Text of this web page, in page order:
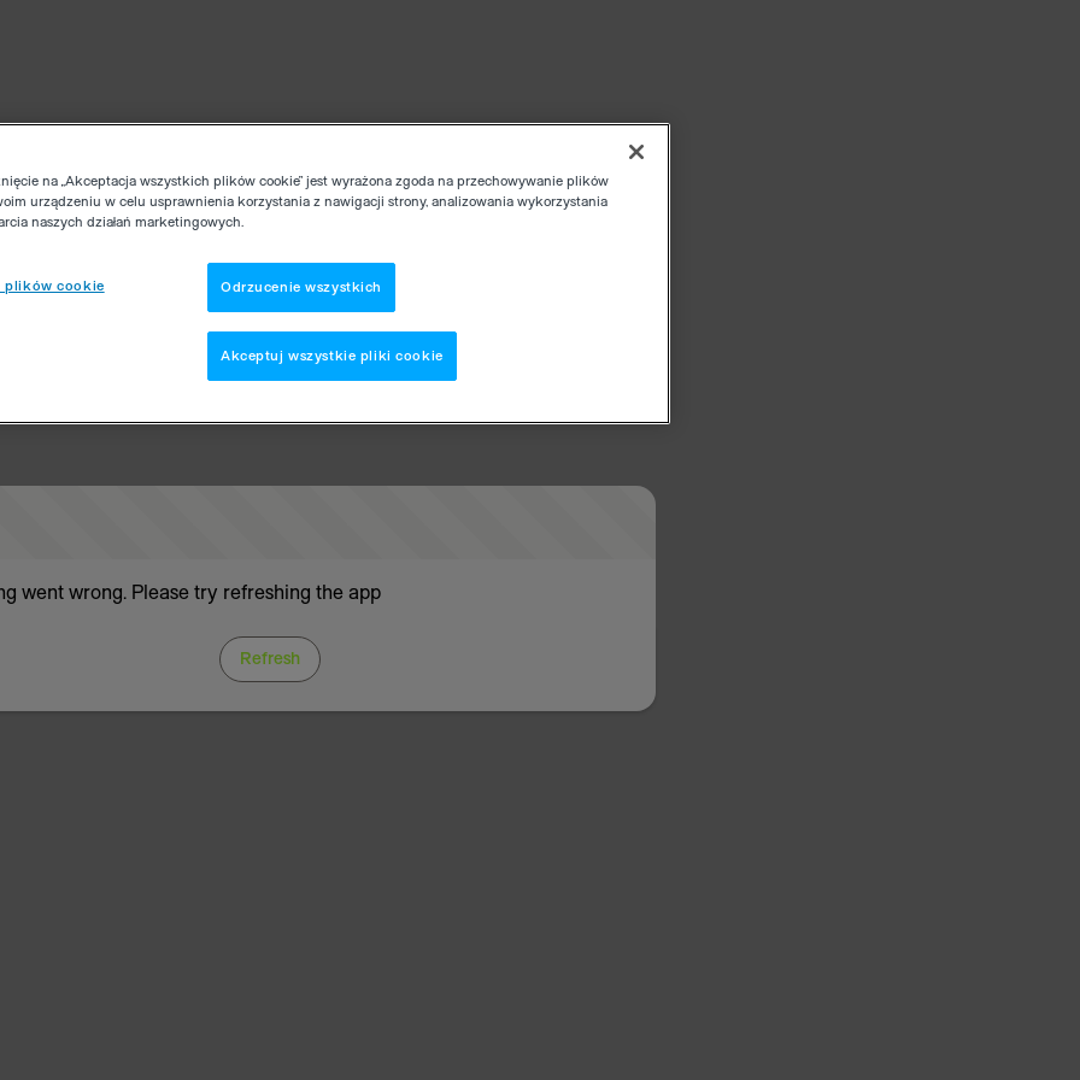
went wrong. Please try refreshing the app
Refresh
na „Akceptacja wszystkich plików cookie” jest wyrażona zgoda na przechowywanie plików
urządzeniu w celu usprawnienia korzystania z nawigacji strony, analizowania wykorzystania
naszych działań marketingowych.
plików cookie Odrzucenie wszystkich
Akceptuj wszystkie pliki cookie